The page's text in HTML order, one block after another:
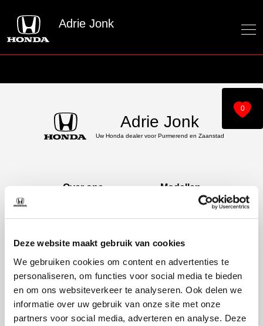
Deze website maakt gebruik van cookies
We gebruiken cookies om content en advertenties te
personaliseren, om functies voor social media te bieden
en om ons websiteverkeer te analyseren. Ook delen we
informatie over uw gebruik van onze site met onze
partners voor social media, adverteren en analyse. Deze
Adrie Jonk
0
Adrie Jonk
Uw Honda dealer voor Purmerend en Zaanstad
Over ons
60 jaar bestaan
Modellen
ZR-V e:HEV
CR-V e:HEV &
HR-V e:HEV
Civic e:HEV
Jazz e:HEV
Civic Type R